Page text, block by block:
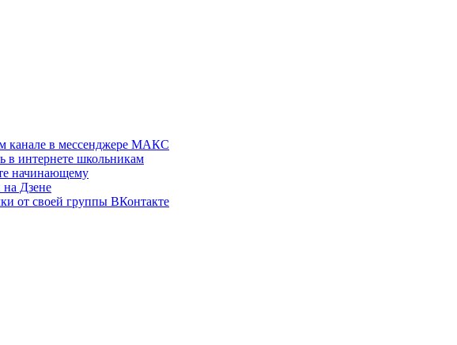
канале в мессенджере МАКС
в интернете школьникам
начинающему
Дзене
от своей группы ВКонтакте